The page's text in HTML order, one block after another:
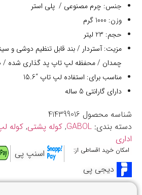
جنس: چرم مصنوعی / پلی استر
وزن: 1000 گرم
حجم: 23 لیتر
مزیت: آستردار / بند قابل تنظیم دوشی و
چمدان / محفظه لپ تاپ پد گذاری شده
مناسب برای: استفاده لپ تاپ “15.6
دارای گارانتی 5 ساله
شناسه محصول 414399016
دسته بندی: GABOL
, کوله پشتی, کوله
اداری
امکان خرید اقساطی از: اسنپ پی
دیجی پی